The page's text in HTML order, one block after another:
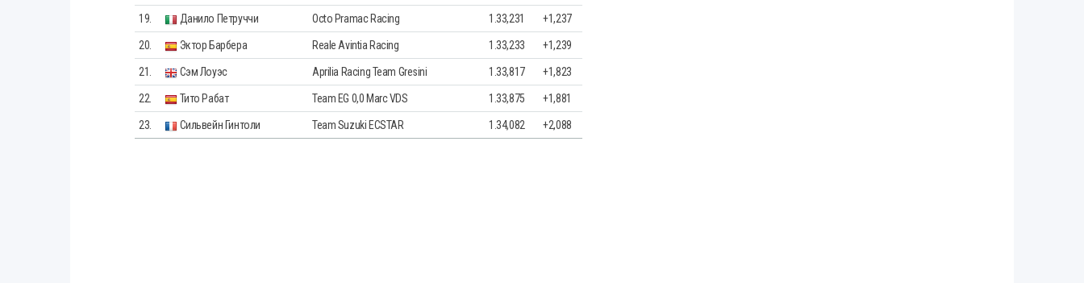
19. Данило Петруччи Octo Pramac Racing 1.33,231 +1,237
20. Эктор Барбера Reale Avintia Racing 1.33,233 +1,239
21. Сэм Лоуэс Aprilia Racing Team Gresini 1.33,817 +1,823
22. Тито Рабат Team EG 0,0 Marc VDS 1.33,875 +1,881
23. Сильвейн Гинтоли Team Suzuki ECSTAR 1.34,082 +2,088